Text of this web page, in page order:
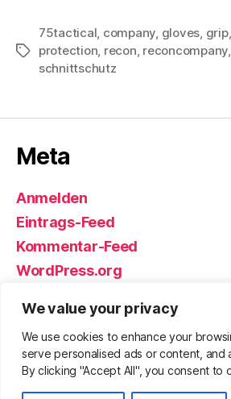
We value your privacy
We use cookies to enhance your
serve personalised ads or content, and
By clicking "Accept All", you consent to
Schlagwörter
75tactical company gloves grip,
protection recon reconcompany
schnittschutz
Meta
Anmelden
Eintrags-Feed
Kommentar-Feed
WordPress.org
© 2026Björn Eickhoff – Der Blog
rund um Messer, Equipment und
Überleben